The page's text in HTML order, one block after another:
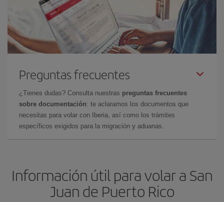
Preguntas frecuentes
¿Tienes dudas? Consulta nuestras preguntas frecuentes
sobre documentación: te aclaramos los documentos que
necesitas para volar con Iberia, así como los trámites
específicos exigidos para la migración y aduanas.
Información útil para volar a San
Juan de Puerto Rico